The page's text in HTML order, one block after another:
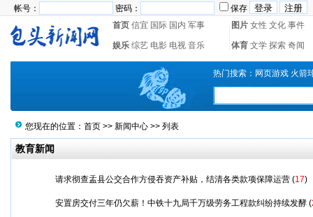
帐号： 密码：
保存
首页 信宜 国际 国内 军事 图片 女性 文化 事件
娱乐 综艺 电影 电视 音乐 体育 文学 探索 奇闻
热门搜索： 网页游戏 火箭
您现在的位置： 首页 >> 新闻中心 >> 列表
教育新闻
请求彻查盂县公交合作方侵吞资产补贴，结清各类款项保障运营 (17)
安置房交付三年仍欠薪！中铁十九局千万级劳务工程款纠纷持续发酵 (